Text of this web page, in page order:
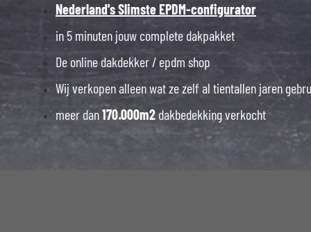
Nederland's Slimste EPDM-configurator
in 5 minuten jouw complete dakpakket
De online dakdekker / epdm shop
Wij verkopen alleen wat ze zelf al tientallen jaren
meer dan 170.000m2 dakbedekking verkocht